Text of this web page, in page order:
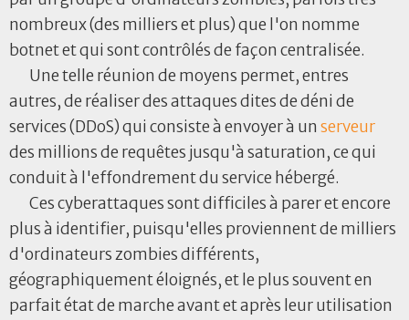
nombreux (des milliers et plus) que l'on nomme
botnet et qui sont contrôlés de façon centralisée.
Une telle réunion de moyens permet, entres
autres, de réaliser des attaques dites de déni de
services (DDoS) qui consiste à envoyer à un serveur
des millions de requêtes jusqu'à saturation, ce qui
conduit à l'effondrement du service hébergé.
Ces cyberattaques sont difficiles à parer et encore
plus à identifier, puisqu'elles proviennent de milliers
d'ordinateurs zombies différents,
géographiquement éloignés, et le plus souvent en
parfait état de marche avant et après leur utilisation